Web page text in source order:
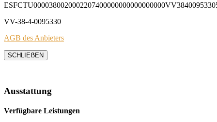
VV-38-4-0095330
AGB des Anbieters
SCHLIEẞEN
Ausstattung
Verfügbare Leistungen